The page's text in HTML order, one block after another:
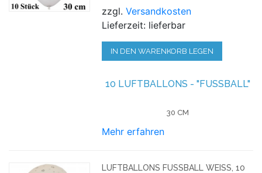
zzgl.Versandkosten
Lieferzeit: lieferbar
IN DEN WARENKORB LEGEN
10 LUFTBALLONS - "FUSSBALL"
30 CM
Mehr erfahren
LUFTBALLONS FUSSBALL WEISS, 10 ST